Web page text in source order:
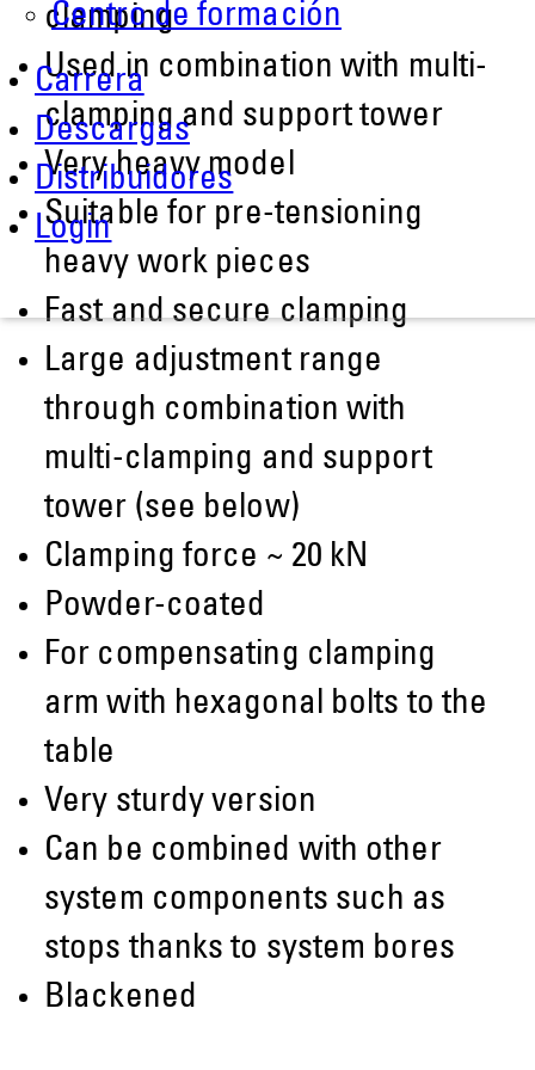
Centro de formación
Carrera
Descargas
Distribuidores
Login
clamping
Used in combination with multi-
clamping and support tower
Very heavy model
Suitable for pre-tensioning
heavy work pieces
Fast and secure clamping
Large adjustment range
through combination with
multi-clamping and support
tower (see below)
Clamping force ~ 20 kN
Powder-coated
For compensating clamping
arm with hexagonal bolts to the
table
Very sturdy version
Can be combined with other
system components such as
stops thanks to system bores
Blackened